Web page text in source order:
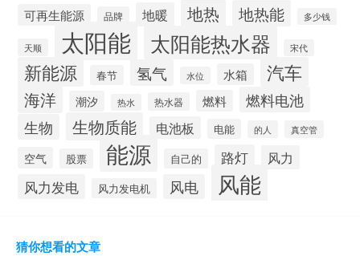
可再生能源 品牌 地暖 地热 地热能 多少钱
天顺 太阳能 太阳能热水器 宋代
新能源 春节 氢气 水位 水箱 汽车
海洋 潮汐 热水 热水器 燃料
燃料电池
生物
生物质能 电池板 电能 的人 真空管
空气 股票 能源 自己的 路灯 风力
风力发电 风力发电机 风电 风能
猜你想看的文章